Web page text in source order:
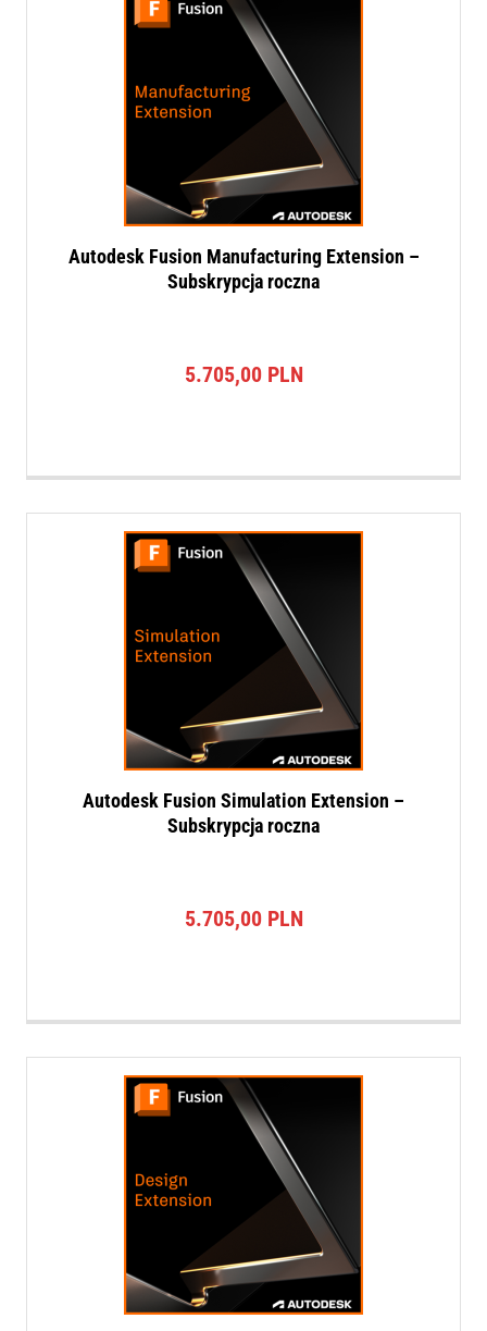
Autodesk Fusion Manufacturing Extension –
Subskrypcja roczna
5.705,00 PLN
Autodesk Fusion Simulation Extension –
Subskrypcja roczna
5.705,00 PLN